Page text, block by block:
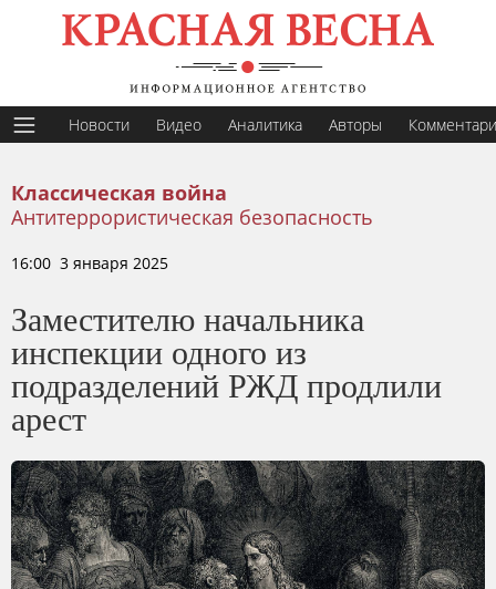
Новости Видео Аналитика Авторы
Классическая война
Антитеррористическая безопасность
16:00 3 января 2025
Заместителю начальника
инспекции одного из
подразделений РЖД продлили
арест